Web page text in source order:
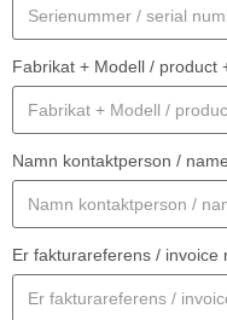
Fabrikat + Modell / product
Namn kontaktperson /
Er fakturareferens / invoice